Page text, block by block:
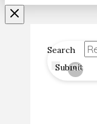
Search
Submit
Clear